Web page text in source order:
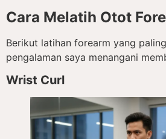
Cara Melatih Otot
Berikut latihan forearm yang
pengalaman saya menangani
Wrist Curl